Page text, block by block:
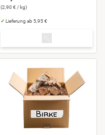
(2,90 € / kg)
✓ Lieferung ab 5,95 €